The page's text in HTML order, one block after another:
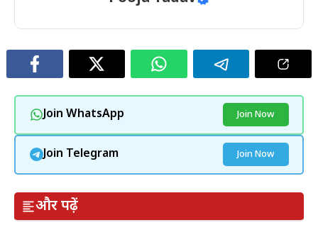
Join WhatsApp Join Now
Join Telegram Join Now
और पढ़ें